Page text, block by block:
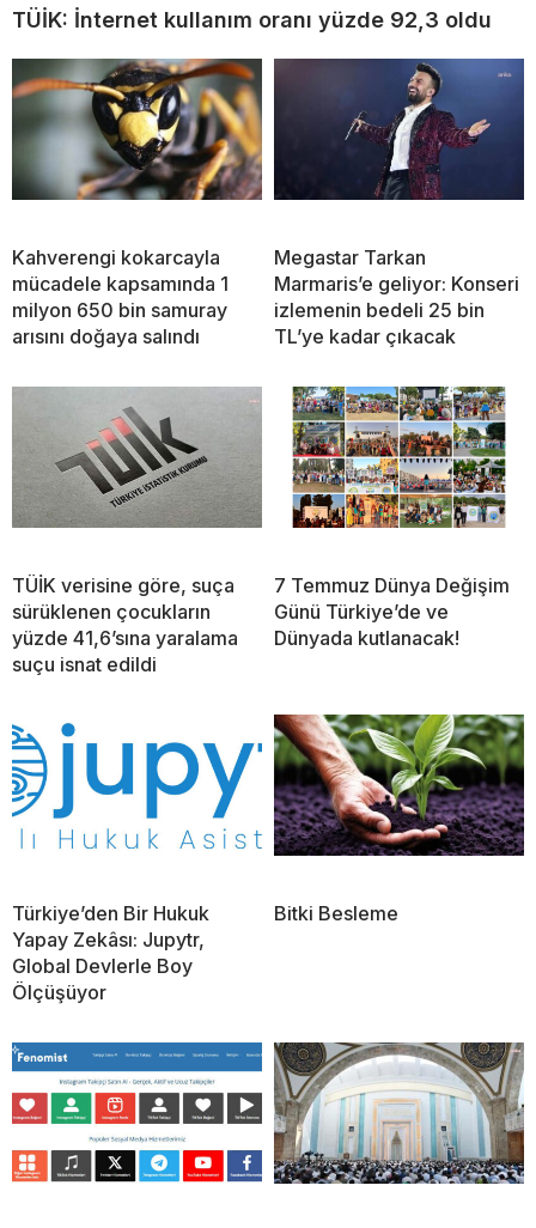
TÜİK: İnternet kullanım oranı yüzde 92,3 oldu
Kahverengi kokarcayla
mücadele kapsamında 1
milyon 650 bin samuray
arısını doğaya salındı
Megastar Tarkan
Marmaris’e geliyor: Konseri
izlemenin bedeli 25 bin
TL’ye kadar çıkacak
TÜİK verisine göre, suça
sürüklenen çocukların
yüzde 41,6’sına yaralama
suçu isnat edildi
7 Temmuz Dünya Değişim
Günü Türkiye’de ve
Dünyada kutlanacak!
Türkiye’den Bir Hukuk
Yapay Zekâsı: Jupytr,
Global Devlerle Boy
Ölçüşüyor
Bitki Besleme